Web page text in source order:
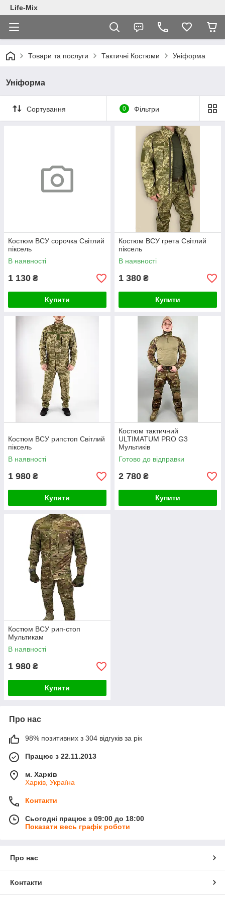
Life-Mix
Товари та послуги Тактичні Костюми Уніформа
Уніформа
Сортування 0 Фільтри
Костюм ВСУ сорочка Світлий
піксель
В наявності
1 130 ₴
Купити
Костюм ВСУ грета Світлий
піксель
В наявності
1 380 ₴
Купити
Костюм ВСУ рипстоп Світлий
піксель
В наявності
1 980 ₴
Купити
Костюм тактичний
ULTIMATUM PRO G3
Мультиків
Готово до відправки
2 780 ₴
Купити
Костюм ВСУ рип-стоп
Мультикам
В наявності
1 980 ₴
Купити
Про нас
98% позитивних з 304 відгуків за рік
Працює з 22.11.2013
м. Харків
Харків, Україна
Контакти
Сьогодні працює з 09:00 до 18:00
Показати весь графік роботи
Про нас
Контакти